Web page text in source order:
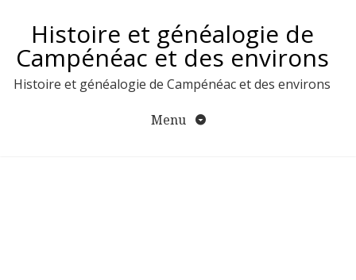
contenuHistoire et généalogie de
Campénéac et des environs
Histoire et généalogie de Campénéac et des environs
Menu